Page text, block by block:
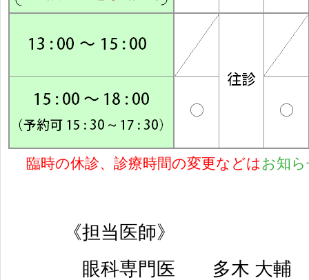
臨時の休診、診療時間の変更などはお知
《担当医師》
眼科専門医 多木 大輔